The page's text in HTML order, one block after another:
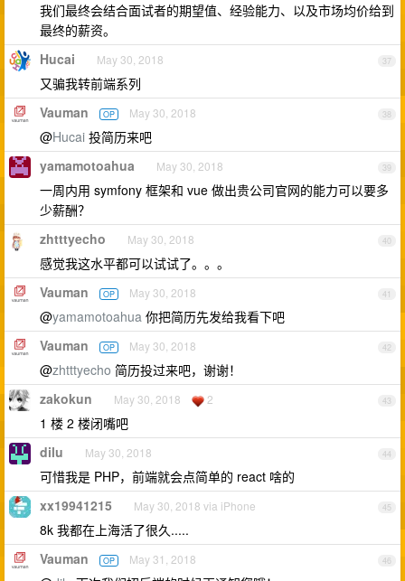
我们最终会结合面试者的期望值、经验能力、以及市场均价给到
最终的薪资。
37
Hucai May 30, 2018
又骗我转前端系列
38
Vauman OP May 30, 2018
@Hucai 投简历来吧
39
yamamotoahua May 30, 2018
一周内用 symfony 框架和 vue 做出贵公司官网的能力可以要多
少薪酬？
40
zhtttyecho May 30, 2018
感觉我这水平都可以试试了。。。
41
Vauman OP May 30, 2018
@yamamotoahua 你把简历先发给我看下吧
42
Vauman OP May 30, 2018
@zhtttyecho 简历投过来吧，谢谢！
43
zakokun May 30, 2018 2
1 楼 2 楼闭嘴吧
44
dilu May 30, 2018
可惜我是 PHP，前端就会点简单的 react 啥的
45
xx19941215 May 30, 2018 via iPhone
8k 我都在上海活了很久.....
46
Vauman OP May 31, 2018